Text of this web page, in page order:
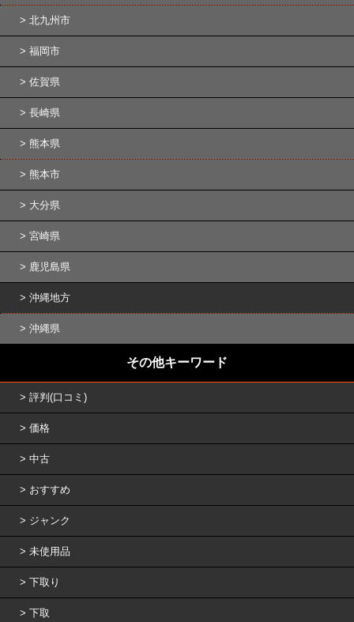
北九州市
福岡市
佐賀県
長崎県
熊本県
熊本市
大分県
宮崎県
鹿児島県
沖縄地方
沖縄県
その他キーワード
評判(口コミ)
価格
中古
おすすめ
ジャンク
未使用品
下取り
下取